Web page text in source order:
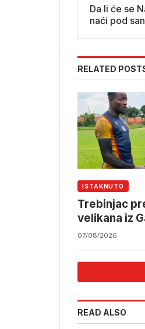
Da li će se
naći pod
RELATED
ISTAKNUTO
Trebinjac
velikana iz
07/08/2026
READ ALSO